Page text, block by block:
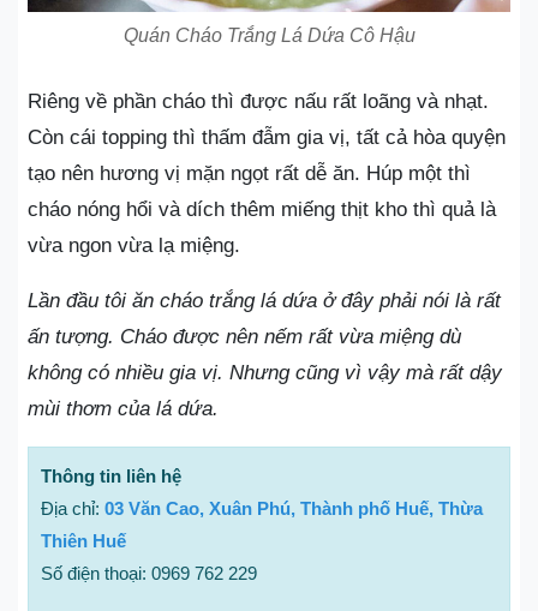
Quán Cháo Trắng Lá Dứa Cô Hậu
Riêng về phần cháo thì được nấu rất loãng và nhạt.
Còn cái topping thì thấm đẫm gia vị, tất cả hòa quyện
tạo nên hương vị mặn ngọt rất dễ ăn. Húp một thì
cháo nóng hổi và dích thêm miếng thịt kho thì quả là
vừa ngon vừa lạ miệng.
Lần đầu tôi ăn cháo trắng lá dứa ở đây phải nói là rất
ấn tượng. Cháo được nên nếm rất vừa miệng dù
không có nhiều gia vị. Nhưng cũng vì vậy mà rất dậy
mùi thơm của lá dứa.
Thông tin liên hệ
Địa chỉ: 03 Văn Cao, Xuân Phú, Thành phố Huế, Thừa
Thiên Huế
Số điện thoại: 0969 762 229